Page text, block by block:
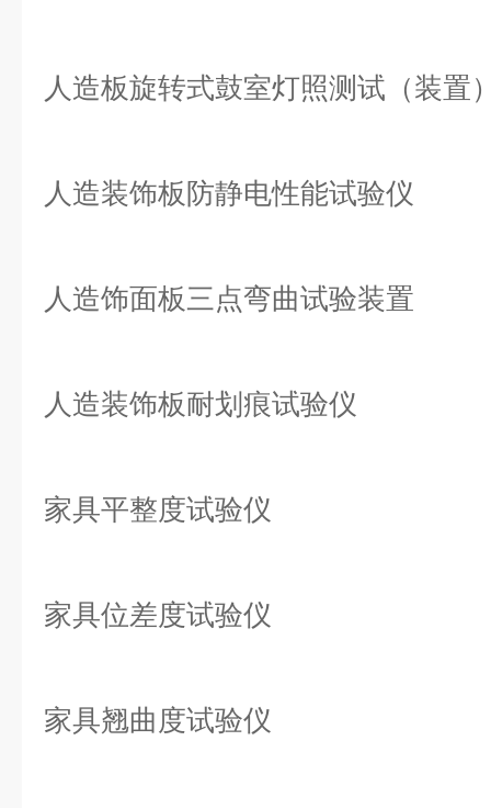
人造板旋转式鼓室灯照测试（装置
人造装饰板防静电性能试验仪
人造饰面板三点弯曲试验装置
人造装饰板耐划痕试验仪
家具平整度试验仪
家具位差度试验仪
家具翘曲度试验仪